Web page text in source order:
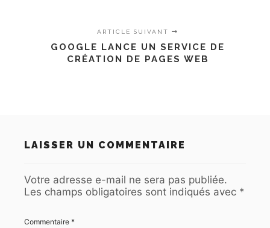
ARTICLE SUIVANT
GOOGLE LANCE UN SERVICE DE
CRÉATION DE PAGES WEB
LAISSER UN COMMENTAIRE
Votre adresse e-mail ne sera pas publiée.
Les champs obligatoires sont indiqués avec *
Commentaire *